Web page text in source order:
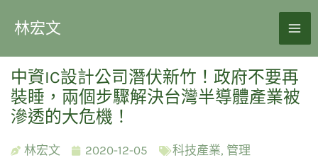
林宏文
中資IC設計公司潛伏新竹！政府不要再
裝睡，兩個步驟解決台灣半導體產業被
滲透的大危機！
林宏文 2020-12-05 科技產業, 管理